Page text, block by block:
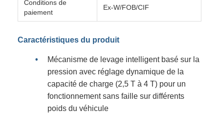
Conditions de
paiement
Ex-W/FOB/CIF
Caractéristiques du produit
Mécanisme de levage intelligent basé sur la
pression avec réglage dynamique de la
capacité de charge (2,5 T à 4 T) pour un
fonctionnement sans faille sur différents
poids du véhicule